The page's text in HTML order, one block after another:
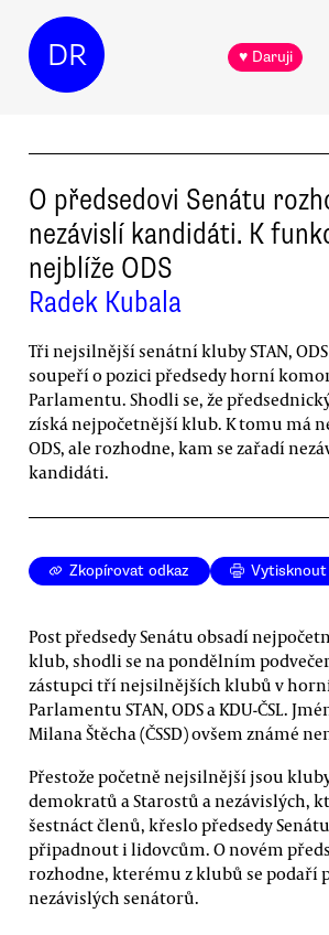
DR ♥ Daruji
O předsedovi Senátu
nezávislí kandidáti. K
nejblíže ODS
Radek Kubala
Tři nejsilnější senátní kluby STAN, ODS
soupeří o pozici předsedy horní
Parlamentu. Shodli se, že
získá nejpočetnější klub. K tomu má
ODS, ale rozhodne, kam se zařadí
kandidáti.
Zkopírovat odkaz Vytisknout
Post předsedy Senátu obsadí
klub, shodli se na pondělním
zástupci tří nejsilnějších klubů v
Parlamentu STAN, ODS a KDU-ČSL.
Milana Štěcha (ČSSD) ovšem známé
Přestože početně nejsilnější jsou
demokratů a Starostů a nezávislých,
šestnáct členů, křeslo předsedy
připadnout i lidovcům. O novém
rozhodne, kterému z klubů se podaří
nezávislých senátorů.